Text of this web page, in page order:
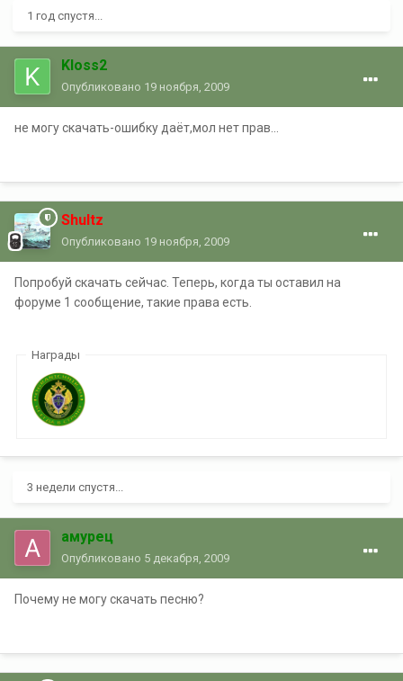
1 год спустя...
Kloss2
Опубликовано 19 ноября, 2009
не могу скачать-ошибку даёт,мол нет прав...
Shultz
Опубликовано 19 ноября, 2009
Попробуй скачать сейчас. Теперь, когда ты оставил на
форуме 1 сообщение, такие права есть.
Награды
3 недели спустя...
амурец
Опубликовано 5 декабря, 2009
Почему не могу скачать песню?